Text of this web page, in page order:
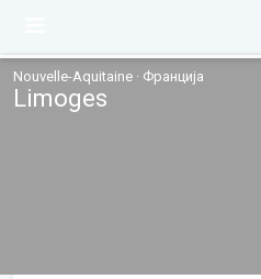
Nouvelle-Aquitaine · Франција
Limoges